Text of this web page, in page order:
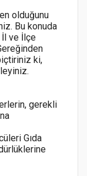
olduğunu
Bu konuda
İl ve İlçe
ki,
gerekli
Gıda